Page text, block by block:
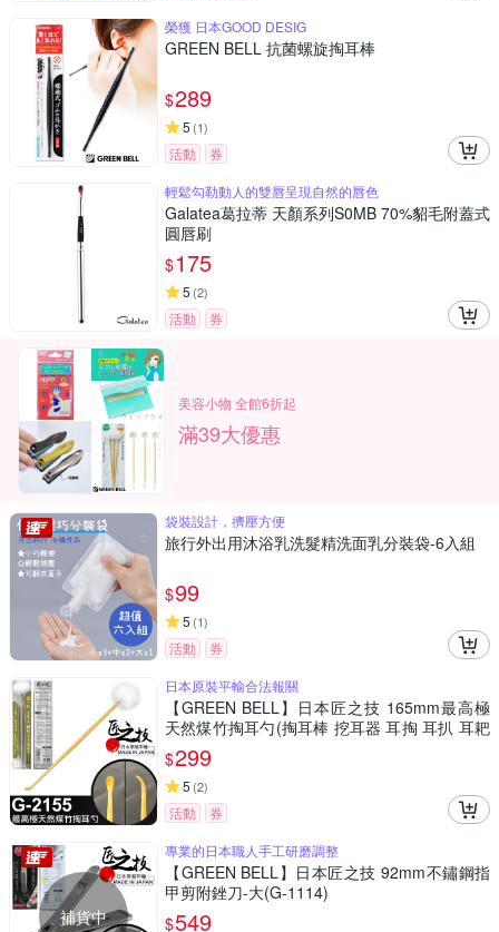
榮獲 日本GOOD DESIG
GREEN BELL 抗菌螺旋掏耳棒
$289
5 (1)
活動
券
輕鬆勾勒動人的雙唇呈現自然的唇色
Galatea葛拉蒂 天顏系列S0MB 70%貂毛附蓋式
圓唇刷
$175
5 (2)
活動 券
美容小物 全館6折起
滿39大優惠
袋裝設計，擠壓方便
旅行外出用沐浴乳洗髮精洗面乳分裝袋-6入組
$99
5 (1)
活動
券
日本原裝平輸合法報關
【GREEN BELL】日本匠之技 165mm最高極
天然煤竹掏耳勺(掏耳棒 挖耳器 耳掏 耳扒 耳耙
子/G-2155)
$299
5 (2)
活動 券
補貨中
專業的日本職人手工研磨調整
【GREEN BELL】日本匠之技 92mm不鏽鋼指
甲剪附銼刀-大(G-1114)
$549